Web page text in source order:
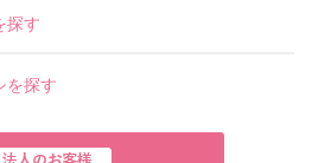
探す
を探す